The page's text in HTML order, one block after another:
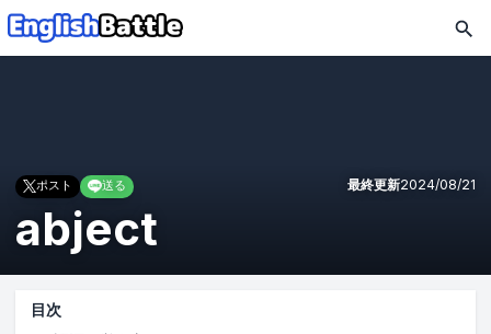
ポスト 送る 最終更新2024/08/21
abject
目次